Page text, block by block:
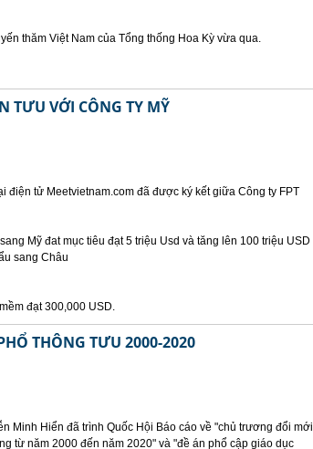
thăm Việt Nam của Tổng thống Hoa Kỳ vừa qua.
TƯU VỚI CÔNG TY MỸ
tử Meetvietnam.com đã được ký kết giữa Công ty FPT
Mỹ đat mục tiêu đạt 5 triệu Usd và tăng lên 100 triệu USD
sang Châu
đạt 300,000 USD.
THÔNG TƯU 2000-2020
Minh Hiển đã trình Quốc Hội Báo cáo về "chủ trương đổi mới
từ năm 2000 đến năm 2020" và "đề án phổ cập giáo dục